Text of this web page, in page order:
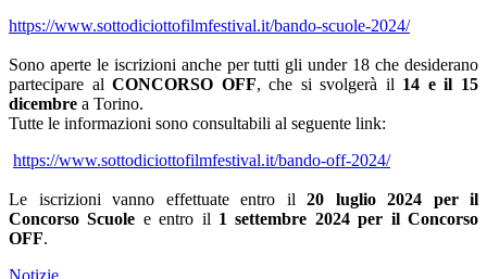
https://www.sottodiciottofilmfestival.it/bando-scuole-2024/
Sono aperte le iscrizioni anche per tutti gli under 18 che desiderano
partecipare al CONCORSO OFF, che si svolgerà il 14 e il 15
dicembre a Torino.
Tutte le informazioni sono consultabili al seguente link:
https://www.sottodiciottofilmfestival.it/bando-off-2024/
Le iscrizioni vanno effettuate entro il
20 luglio 2024 per il
Concorso Scuole e entro il 1 settembre 2024 per il Concorso
OFF.